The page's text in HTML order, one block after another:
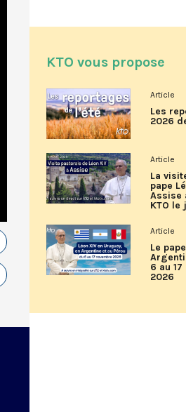
KTO vous propose
Article
Les
2026
Article
La
pape
Assise
KTO le
Article
Le
6 au
2026